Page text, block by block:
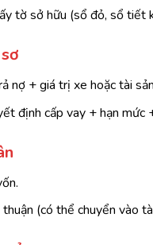
tờ sở hữu (sổ đỏ, sổ tiết
nợ + giá trị xe hoặc tài
định cấp vay + hạn mức
(có thể chuyển vào